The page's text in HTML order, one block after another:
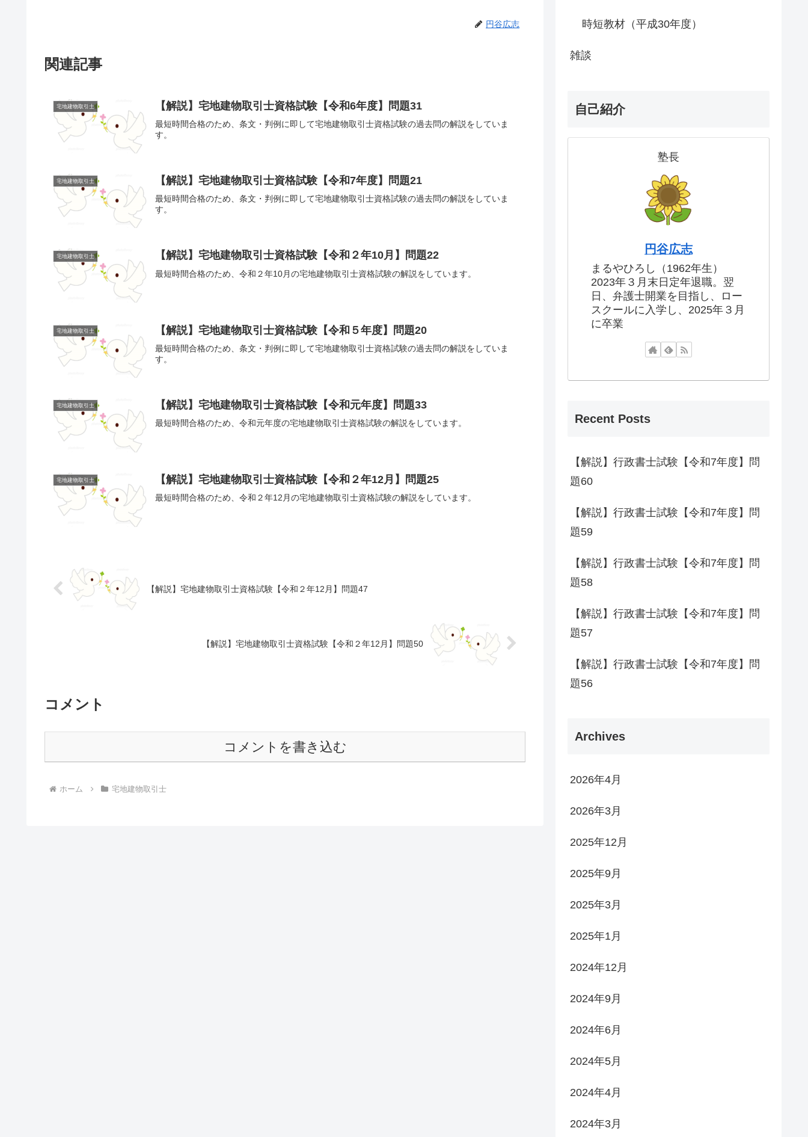
円谷広志
関連記事
宅地建物取引士 【解説】宅地建物取引士資格試験【令和6年度】問題31
最短時間合格のため、条文・判例に即して宅地建物取引士資格試験の過去問の解説をしていま
す。
宅地建物取引士 【解説】宅地建物取引士資格試験【令和7年度】問題21
最短時間合格のため、条文・判例に即して宅地建物取引士資格試験の過去問の解説をしていま
す。
宅地建物取引士 【解説】宅地建物取引士資格試験【令和２年10月】問題22
最短時間合格のため、令和２年10月の宅地建物取引士資格試験の解説をしています。
宅地建物取引士 【解説】宅地建物取引士資格試験【令和５年度】問題20
最短時間合格のため、条文・判例に即して宅地建物取引士資格試験の過去問の解説をしていま
す。
宅地建物取引士 【解説】宅地建物取引士資格試験【令和元年度】問題33
最短時間合格のため、令和元年度の宅地建物取引士資格試験の解説をしています。
宅地建物取引士 【解説】宅地建物取引士資格試験【令和２年12月】問題25
最短時間合格のため、令和２年12月の宅地建物取引士資格試験の解説をしています。
【解説】宅地建物取引士資格試験【令和２年12月】問題47
【解説】宅地建物取引士資格試験【令和２年12月】問題50
コメント
コメントを書き込む
ホーム 宅地建物取引士
時短教材（平成30年度）
雑談
自己紹介
塾長
円谷広志
まるやひろし（1962年生）
2023年３月末日定年退職。翌
日、弁護士開業を目指し、ロー
スクールに入学し、2025年３月
に卒業
Recent Posts
【解説】行政書士試験【令和7年度】問
題60
【解説】行政書士試験【令和7年度】問
題59
【解説】行政書士試験【令和7年度】問
題58
【解説】行政書士試験【令和7年度】問
題57
【解説】行政書士試験【令和7年度】問
題56
Archives
2026年4月
2026年3月
2025年12月
2025年9月
2025年3月
2025年1月
2024年12月
2024年9月
2024年6月
2024年5月
2024年4月
2024年3月